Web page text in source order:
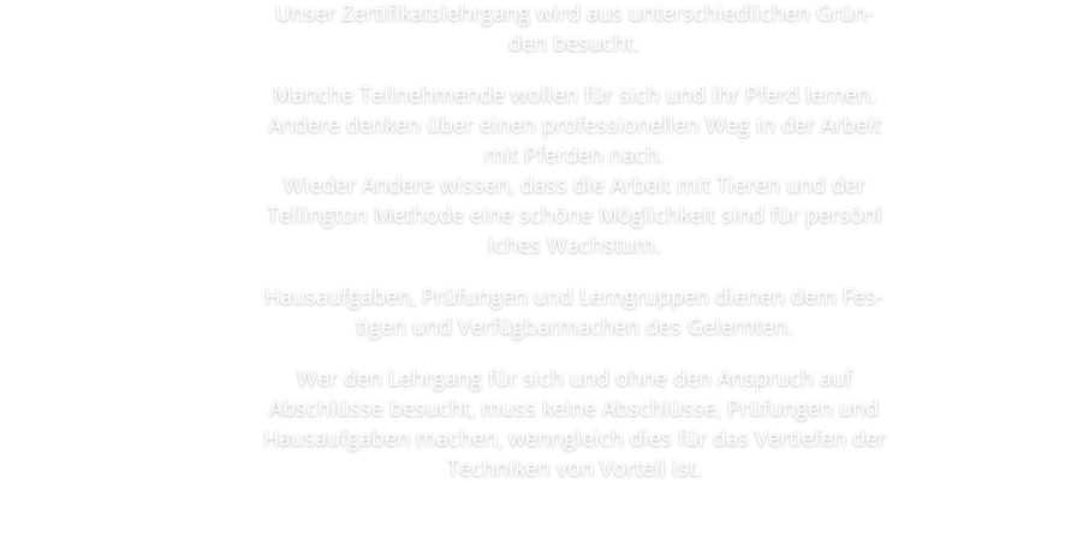
Unser Zer­ti­fi­kats­lehr­gang wird aus unter­schied­li­chen Grün­
den besucht.
Man­che Teil­neh­men­de wol­len für sich und ihr Pferd ler­nen.
Ande­re den­ken über einen pro­fes­sio­nel­len Weg in der Arbeit
mit Pfer­den nach.
Wie­der Ande­re wis­sen, dass die Arbeit mit Tie­ren und der
Tel­ling­ton Metho­de eine schö­ne Mög­lich­keit sind für per­sön­l
i­ches Wachstum.
Haus­auf­ga­ben, Prü­fun­gen und Lern­grup­pen die­nen dem Fes­
ti­gen und Ver­füg­bar­ma­chen des Gelernten.
Wer den Lehr­gang für sich und ohne den Anspruch auf
Abschlüs­se besucht, muss kei­ne Abschlüs­se, Prü­fun­gen und
Haus­auf­ga­ben machen, wenn­gleich dies für das Ver­tie­fen der
Tech­ni­ken von Vor­teil ist.